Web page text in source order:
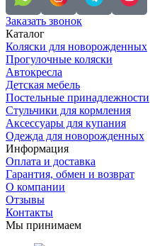
Заказать звонок
Каталог
Коляски для новорожденных
Прогулочные коляски
Автокресла
Детская мебель
Постельные принадлежности
Стульчики для кормления
Аксессуары для купания
Одежда для новорожденных
Информация
Оплата и доставка
Гарантия, обмен и возврат
О компании
Отзывы
Контакты
Мы принимаем